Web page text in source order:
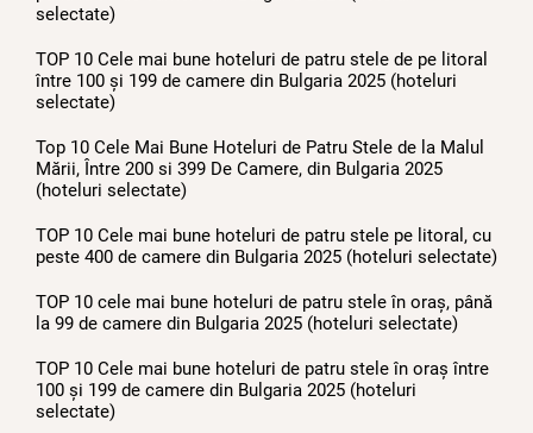
selectate)
TOP 10 Cele mai bune hoteluri de patru stele de pe litoral
între 100 și 199 de camere din Bulgaria 2025 (hoteluri
selectate)
Top 10 Cele Mai Bune Hoteluri de Patru Stele de la Malul
Mării, Între 200 si 399 De Camere, din Bulgaria 2025
(hoteluri selectate)
TOP 10 Cele mai bune hoteluri de patru stele pe litoral, cu
peste 400 de camere din Bulgaria 2025 (hoteluri selectate)
TOP 10 cele mai bune hoteluri de patru stele în oraș, până
la 99 de camere din Bulgaria 2025 (hoteluri selectate)
TOP 10 Cele mai bune hoteluri de patru stele în oraș între
100 și 199 de camere din Bulgaria 2025 (hoteluri
selectate)